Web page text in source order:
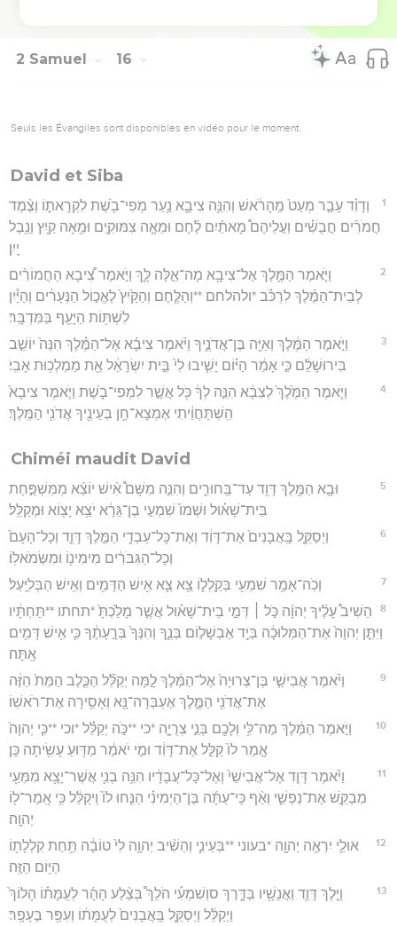
2 Samuel 16
Seuls les Évangiles sont disponibles en vidéo pour le moment.
David et Siba
1
וְדָוִ֗ד עָבַ֤ר מְעַט֙ מֵֽהָרֹ֔אשׁ וְהִנֵּ֥ה צִיבָ֛א נַ֥עַר מְפִי־בֹ֖שֶׁת לִקְרָאת֑וֹ וְצֶ֨מֶד
חֲמֹרִ֜ים חֲבֻשִׁ֗ים וַעֲלֵיהֶם֩ מָאתַ֨יִם לֶ֜חֶם וּמֵאָ֧ה צִמּוּקִ֛ים וּמֵ֥אָה קַ֖יִץ וְנֵ֥בֶל
יָֽיִן׃
2
וַיֹּ֧אמֶר הַמֶּ֛לֶךְ אֶל־צִיבָ֖א מָה־אֵ֣לֶּה לָּ֑ךְ וַיֹּ֣אמֶר צִ֠יבָא הַחֲמוֹרִ֨ים
לְבֵית־הַמֶּ֜לֶךְ לִרְכֹּ֗ב *ולהלחם **וְהַלֶּ֤חֶם וְהַקַּ֙יִץ֙ לֶאֱכ֣וֹל הַנְּעָרִ֔ים וְהַיַּ֕יִן
לִשְׁתּ֥וֹת הַיָּעֵ֖ף בַּמִּדְבָּֽר׃
3
וַיֹּ֣אמֶר הַמֶּ֔לֶךְ וְאַיֵּ֖ה בֶּן־אֲדֹנֶ֑יךָ וַיֹּ֨אמֶר צִיבָ֜א אֶל־הַמֶּ֗לֶךְ הִנֵּה֙ יוֹשֵׁ֣ב
בִּירוּשָׁלִַ֔ם כִּ֣י אָמַ֔ר הַיּ֗וֹם יָשִׁ֤יבוּ לִי֙ בֵּ֣ית יִשְׂרָאֵ֔ל אֵ֖ת מַמְלְכ֥וּת אָבִֽי׃
4
וַיֹּ֤אמֶר הַמֶּ֙לֶךְ֙ לְצִבָ֔א הִנֵּ֣ה לְךָ֔ כֹּ֖ל אֲשֶׁ֣ר לִמְפִי־בֹ֑שֶׁת וַיֹּ֤אמֶר צִיבָא֙
הִֽשְׁתַּחֲוֵ֔יתִי אֶמְצָא־חֵ֥ן בְּעֵינֶ֖יךָ אֲדֹנִ֥י הַמֶּֽלֶךְ׃
Chiméi maudit David
5
וּבָ֛א הַמֶּ֥לֶךְ דָּוִ֖ד עַד־בַּֽחוּרִ֑ים וְהִנֵּ֣ה מִשָּׁם֩ אִ֨ישׁ יוֹצֵ֜א מִמִּשְׁפַּ֣חַת
בֵּית־שָׁא֗וּל וּשְׁמוֹ֙ שִׁמְעִ֣י בֶן־גֵּרָ֔א יֹצֵ֥א יָצ֖וֹא וּמְקַלֵּֽל׃
6
וַיְסַקֵּ֤ל בָּֽאֲבָנִים֙ אֶת־דָּוִ֔ד וְאֶת־כָּל־עַבְדֵ֖י הַמֶּ֣לֶךְ דָּוִ֑ד וְכָל־הָעָם֙
וְכָל־הַגִּבֹּרִ֔ים מִימִינ֖וֹ וּמִשְּׂמֹאלֽוֹ׃
7 וְכֹֽה־אָמַ֥ר שִׁמְעִ֖י בְּקַֽלְל֑וֹ צֵ֥א צֵ֛א אִ֥ישׁ הַדָּמִ֖ים וְאִ֥ישׁ הַבְּלִיָּֽעַל׃
8
הֵשִׁיב֩ עָלֶ֨יךָ יְהוָ֜ה כֹּ֣ל ׀ דְּמֵ֣י בֵית־שָׁא֗וּל אֲשֶׁ֤ר מָלַ֙כְתָּ֙ *תחתו **תַּחְתָּ֔יו
וַיִּתֵּ֤ן יְהוָה֙ אֶת־הַמְּלוּכָ֔ה בְּיַ֖ד אַבְשָׁל֣וֹם בְּנֶ֑ךָ וְהִנְּךָ֙ בְּרָ֣עָתֶ֔ךָ כִּ֛י אִ֥ישׁ דָּמִ֖ים
אָֽתָּה׃
9
וַיֹּ֨אמֶר אֲבִישַׁ֤י בֶּן־צְרוּיָה֙ אֶל־הַמֶּ֔לֶךְ לָ֣מָּה יְקַלֵּ֞ל הַכֶּ֤לֶב הַמֵּת֙ הַזֶּ֔ה
אֶת־אֲדֹנִ֖י הַמֶּ֑לֶךְ אֶעְבְּרָה־נָּ֖א וְאָסִ֥ירָה אֶת־רֹאשֽׁוֹ׃
10
וַיֹּ֣אמֶר הַמֶּ֔לֶךְ מַה־לִּ֥י וְלָכֶ֖ם בְּנֵ֣י צְרֻיָ֑ה *כי **כֹּ֣ה יְקַלֵּ֗ל *וכי **כִּ֤י יְהוָה֙
אָ֤מַר לוֹ֙ קַלֵּ֣ל אֶת־דָּוִ֔ד וּמִ֣י יֹאמַ֔ר מַדּ֖וּעַ עָשִׂ֥יתָה כֵּֽן׃
11
וַיֹּ֨אמֶר דָּוִ֤ד אֶל־אֲבִישַׁי֙ וְאֶל־כָּל־עֲבָדָ֔יו הִנֵּ֥ה בְנִ֛י אֲשֶׁר־יָצָ֥א מִמֵּעַ֖י
מְבַקֵּ֣שׁ אֶת־נַפְשִׁ֑י וְאַ֨ף כִּֽי־עַתָּ֜ה בֶּן־הַיְמִינִ֗י הַנִּ֤חוּ לוֹ֙ וִֽיקַלֵּ֔ל כִּ֥י אָֽמַר־ל֖וֹ
יְהוָֽה׃
12
אוּלַ֛י יִרְאֶ֥ה יְהוָ֖ה *בעוני **בְּעֵינִ֑י וְהֵשִׁ֨יב יְהוָ֥ה לִי֙ טוֹבָ֔ה תַּ֥חַת קִלְלָת֖וֹ
הַיּ֥וֹם הַזֶּֽה׃
13
וַיֵּ֧לֶךְ דָּוִ֛ד וַאֲנָשָׁ֖יו בַּדָּ֑רֶךְ סוְשִׁמְעִ֡י הֹלֵךְ֩ בְּצֵ֨לַע הָהָ֜ר לְעֻמָּת֗וֹ הָלוֹךְ֙
וַיְקַלֵּ֔ל וַיְסַקֵּ֤ל בָּֽאֲבָנִים֙ לְעֻמָּת֔וֹ וְעִפַּ֖ר בֶּעָפָֽר׃